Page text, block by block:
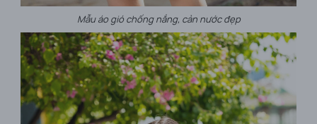
Mẫu áo gió chống nắng, cản nước đẹp